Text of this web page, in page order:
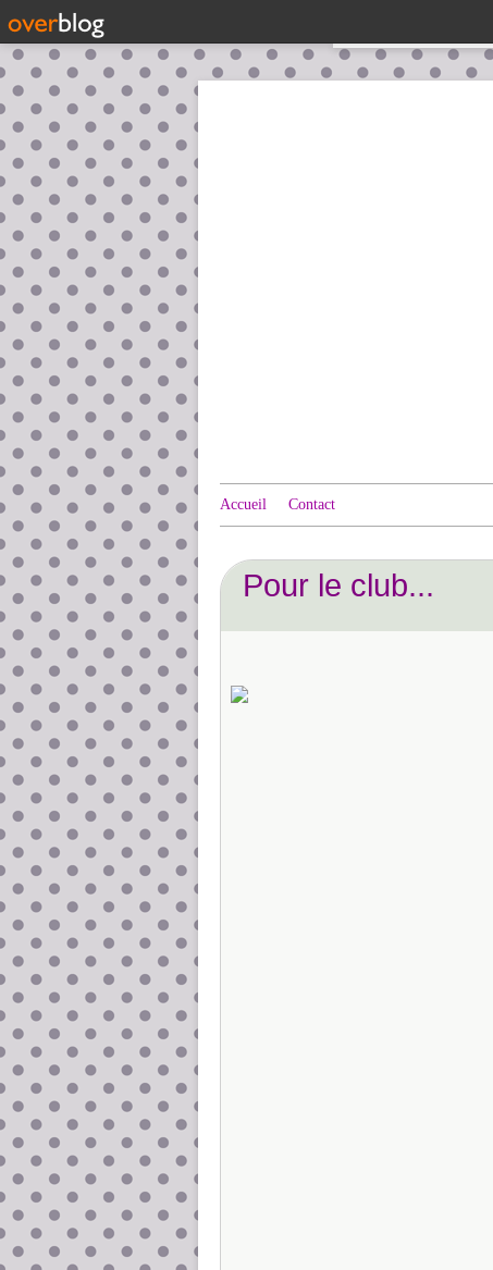
Accueil Contact
Pour le club...